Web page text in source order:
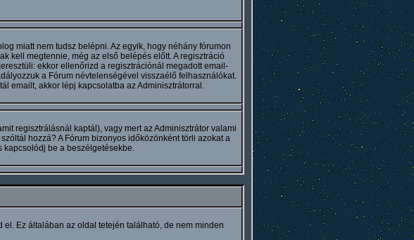
miatt nem tudsz belépni. Az egyik, hogy néhány fórumon
kell megtennie, még az első belépés előtt. A regisztráció
ekkor ellenőrizd a regisztrációnál megadott email-
a Fórum névtelenségével visszaélő felhasználókat.
emailt, akkor lépj kapcsolatba az Adminisztrátorral.
regisztrálásnál kaptál), vagy mert az Adminisztrátor valami
hozzá? A Fórum bizonyos időközönként törli azokat a
kapcsolódj be a beszélgetésekbe.
el. Ez általában az oldal tetején található, de nem minden